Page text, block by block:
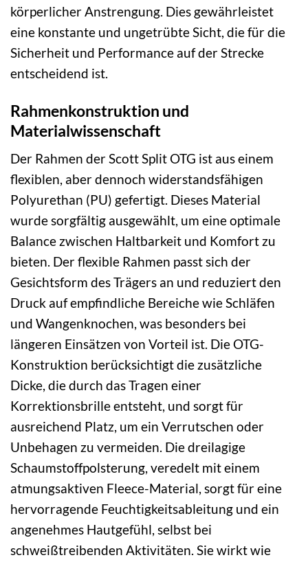
körperlicher Anstrengung. Dies gewährleistet
eine konstante und ungetrübte Sicht, die für die
Sicherheit und Performance auf der Strecke
entscheidend ist.
Rahmenkonstruktion und
Materialwissenschaft
Der Rahmen der Scott Split OTG ist aus einem
flexiblen, aber dennoch widerstandsfähigen
Polyurethan (PU) gefertigt. Dieses Material
wurde sorgfältig ausgewählt, um eine optimale
Balance zwischen Haltbarkeit und Komfort zu
bieten. Der flexible Rahmen passt sich der
Gesichtsform des Trägers an und reduziert den
Druck auf empfindliche Bereiche wie Schläfen
und Wangenknochen, was besonders bei
längeren Einsätzen von Vorteil ist. Die OTG-
Konstruktion berücksichtigt die zusätzliche
Dicke, die durch das Tragen einer
Korrektionsbrille entsteht, und sorgt für
ausreichend Platz, um ein Verrutschen oder
Unbehagen zu vermeiden. Die dreilagige
Schaumstoffpolsterung, veredelt mit einem
atmungsaktiven Fleece-Material, sorgt für eine
hervorragende Feuchtigkeitsableitung und ein
angenehmes Hautgefühl, selbst bei
schweißtreibenden Aktivitäten. Sie wirkt wie